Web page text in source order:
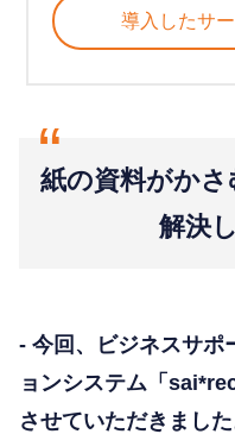
導入したサ
“
紙の資料がかさ
解決
- 今回、ビジネスサポ
ョンシステム「
させていただきまし